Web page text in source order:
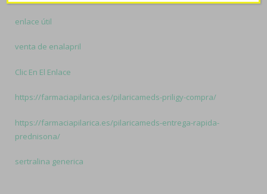
enlace útil
venta de enalapril
Clic En El Enlace
https://farmaciapilarica.es/pilaricameds-priligy-compra/
https://farmaciapilarica.es/pilaricameds-entrega-rapida-
prednisona/
sertralina generica